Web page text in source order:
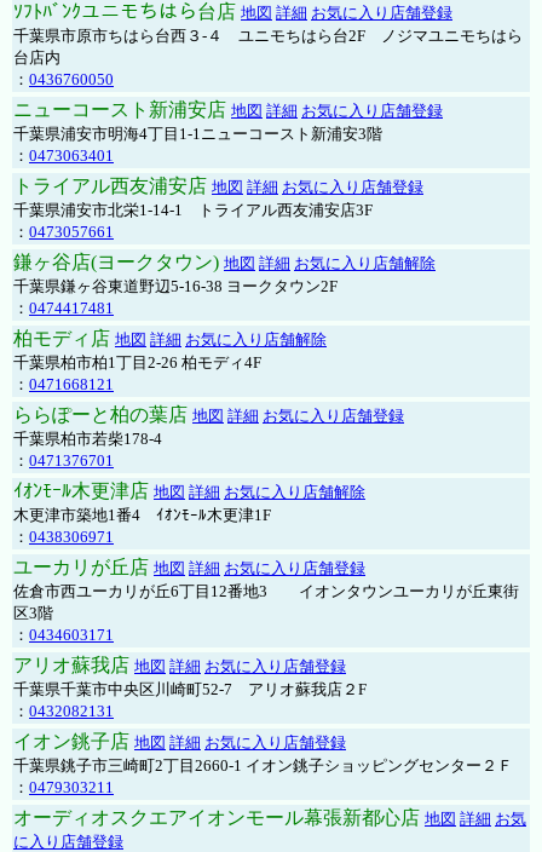
ｿﾌﾄﾊﾞﾝｸユニモちはら台店 地図 詳細 お気に入り店舗登録
千葉県市原市ちはら台西３-４ ユニモちはら台2F ノジマユニモちはら
台店内
： 0436760050
ニューコースト新浦安店 地図 詳細 お気に入り店舗登録
千葉県浦安市明海4丁目1-1ニューコースト新浦安3階
： 0473063401
トライアル西友浦安店 地図 詳細 お気に入り店舗登録
千葉県浦安市北栄1-14-1 トライアル西友浦安店3F
： 0473057661
鎌ヶ谷店(ヨークタウン) 地図 詳細 お気に入り店舗解除
千葉県鎌ヶ谷東道野辺5-16-38 ヨークタウン2F
： 0474417481
柏モディ店 地図 詳細 お気に入り店舗解除
千葉県柏市柏1丁目2-26 柏モディ4F
： 0471668121
ららぽーと柏の葉店 地図 詳細 お気に入り店舗登録
千葉県柏市若柴178-4
： 0471376701
ｲｵﾝﾓｰﾙ木更津店 地図 詳細 お気に入り店舗解除
木更津市築地1番4 ｲｵﾝﾓｰﾙ木更津1F
： 0438306971
ユーカリが丘店 地図 詳細 お気に入り店舗登録
佐倉市西ユーカリが丘6丁目12番地3 イオンタウンユーカリが丘東街
区3階
： 0434603171
アリオ蘇我店 地図 詳細 お気に入り店舗登録
千葉県千葉市中央区川崎町52-7 アリオ蘇我店２F
： 0432082131
イオン銚子店 地図 詳細 お気に入り店舗登録
千葉県銚子市三崎町2丁目2660-1 イオン銚子ショッピングセンター２Ｆ
： 0479303211
オーディオスクエアイオンモール幕張新都心店 地図 詳細 お気
に入り店舗登録